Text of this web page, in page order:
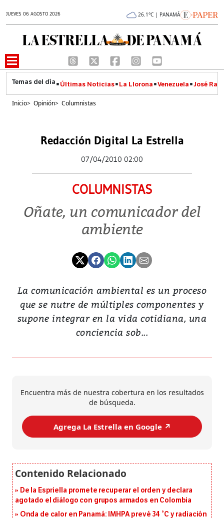
JUEVES 06 AGOSTO 2026 26.1°C | PANAMÁ
Últimas Noticias La Llorona Venezuela José
Inicio> Opinión> Columnistas
Redacción Digital La Estrella
07/04/2010 02:00
COLUMNISTAS
Oñate, un comunicador del
ambiente
La comunicación ambiental es un proceso
que se nutre de múltiples componentes y
supone integrar en la vida cotidiana, una
conciencia sob...
Encuentra más de nuestra cobertura en los resultados
de búsqueda.
Agrega La Estrella en Google ↗️
De la Espriella promete recuperar el orden y declara
agotado el diálogo con grupos armados en Colombia
Onda de calor en Panamá: IMHPA prevé 34 °C y radiación